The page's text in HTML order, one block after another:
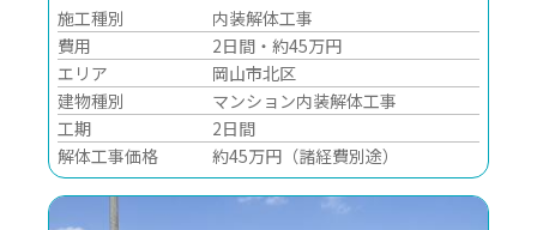
施工種別
内装解体工事
費用
2日間・約45万円
エリア
岡山市北区
建物種別
マンション内装解体工事
工期
2日間
解体工事価格
約45万円（諸経費別途）